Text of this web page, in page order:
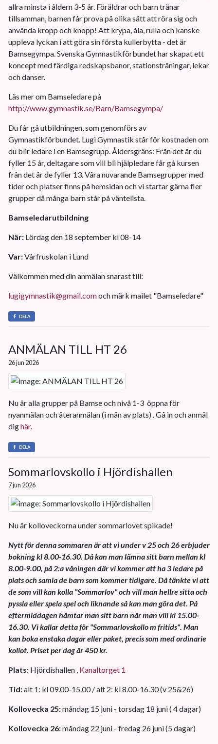
allra minsta i åldern 3-5 år. Föräldrar och barn tränar
tillsamman, barnen får prova på olika sätt att röra sig och
använda kropp och knopp! Att krypa, åla, rulla och kanske
uppleva lyckan i att göra sin första kullerbytta - det är
Bamsegympa. Svenska Gymnastikförbundet har skapat ett
koncept med färdiga redskapsbanor, stationsträningar, lekar
och danser.
Läs mer om Bamseledare på
http://www.gymnastik.se/Barn/Bamsegympa/
Du får gå utbildningen, som genomförs av
Gymnastikförbundet. Lugi Gymnastik står för kostnaden om
du blir ledare i en Bamsegrupp. Åldersgräns: Från det år du
fyller 15 år, deltagare som vill bli hjälpledare får gå kursen
från det år de fyller 13. Våra nuvarande Bamsegrupper med
tider och platser finns på hemsidan och vi startar gärna fler
grupper då många barn står på väntelista.
Bamseledarutbildning
När: Lördag den 18 september kl 08-14
Var:Vårfruskolan i Lund
Välkommen med din anmälan snarast till:
lugigymnastik@gmail.comoch märk mailet "Bamseledare"
DELA
ANMÄLAN TILL HT 26
26 jun 2026
Nu är alla grupper på Bamse och nivå 1-3 öppna för
nyanmälan och återanmälan (i mån av plats) . Gå in och anmäl
dighär.
DELA
Sommarlovskollo i Hjördishallen
7 jun 2026
Nu är kolloveckorna under sommarlovet spikade!
Nytt för denna sommaren är att vi under v 25 och 26 erbjuder
bokning kl 8.00-16.30. Då kan man lämna sitt barn mellan kl
8.00-9.00, på 2:a våningen där vi kommer att ha 3 ledare på
plats och samla de barn som kommer tidigare. Då tänkte vi att
de som vill kan kolla "Sommarlov" och vill man hellre sitta och
pyssla eller spela spel och liknande så kan man göra det. På
eftermiddagen hämtar man sitt barn när man vill kl 15.00-
16.30. Vi kallar detta för "Sommarlovskollo m fritids". Man
kan boka enstaka dagar eller paket, precis som med ordinarie
kollot. Priset per dag är 450 kr.
Plats: Hjördishallen , Kanaltorget 1
Tid:alt 1: kl 09.00-15.00 / alt 2: kl 8.00-16.30 (v 25&26)
Kollovecka 25:måndag 15 juni - torsdag 18 juni ( 4 dagar)
Kollovecka 26:måndag 22 juni - fredag 26 juni (5 dagar)